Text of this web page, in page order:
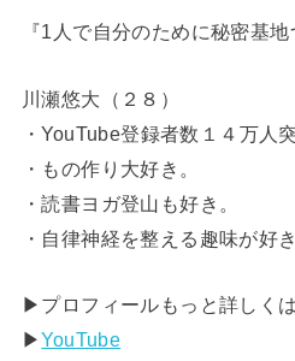
『1人で自分のために秘密基地
川瀬悠大（２８）
・YouTube登録者数１４万人
・もの作り大好き。
・読書ヨガ登山も好き。
・自律神経を整える趣味が好き
▶︎プロフィールもっと詳しくは
▶︎YouTube